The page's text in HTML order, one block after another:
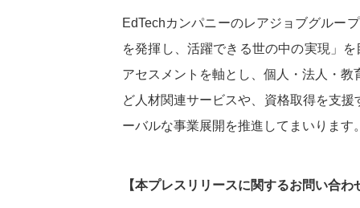
EdTechカンパニーのレアジョブグルー
を発揮し、活躍できる世の中の実現」
アセスメントを軸とし、個人・法人・
ど人材関連サービスや、資格取得を支
ーバルな事業展開を推進してまいります
【本プレスリリースに関するお問い合わ